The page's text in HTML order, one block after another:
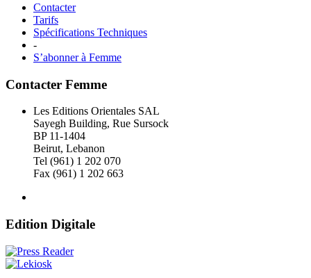
Contacter
Tarifs
Spécifications Techniques
-
S’abonner à Femme
Contacter Femme
Les Editions Orientales SAL
Sayegh Building, Rue Sursock
BP 11-1404
Beirut, Lebanon
Tel (961) 1 202 070
Fax (961) 1 202 663
Edition Digitale